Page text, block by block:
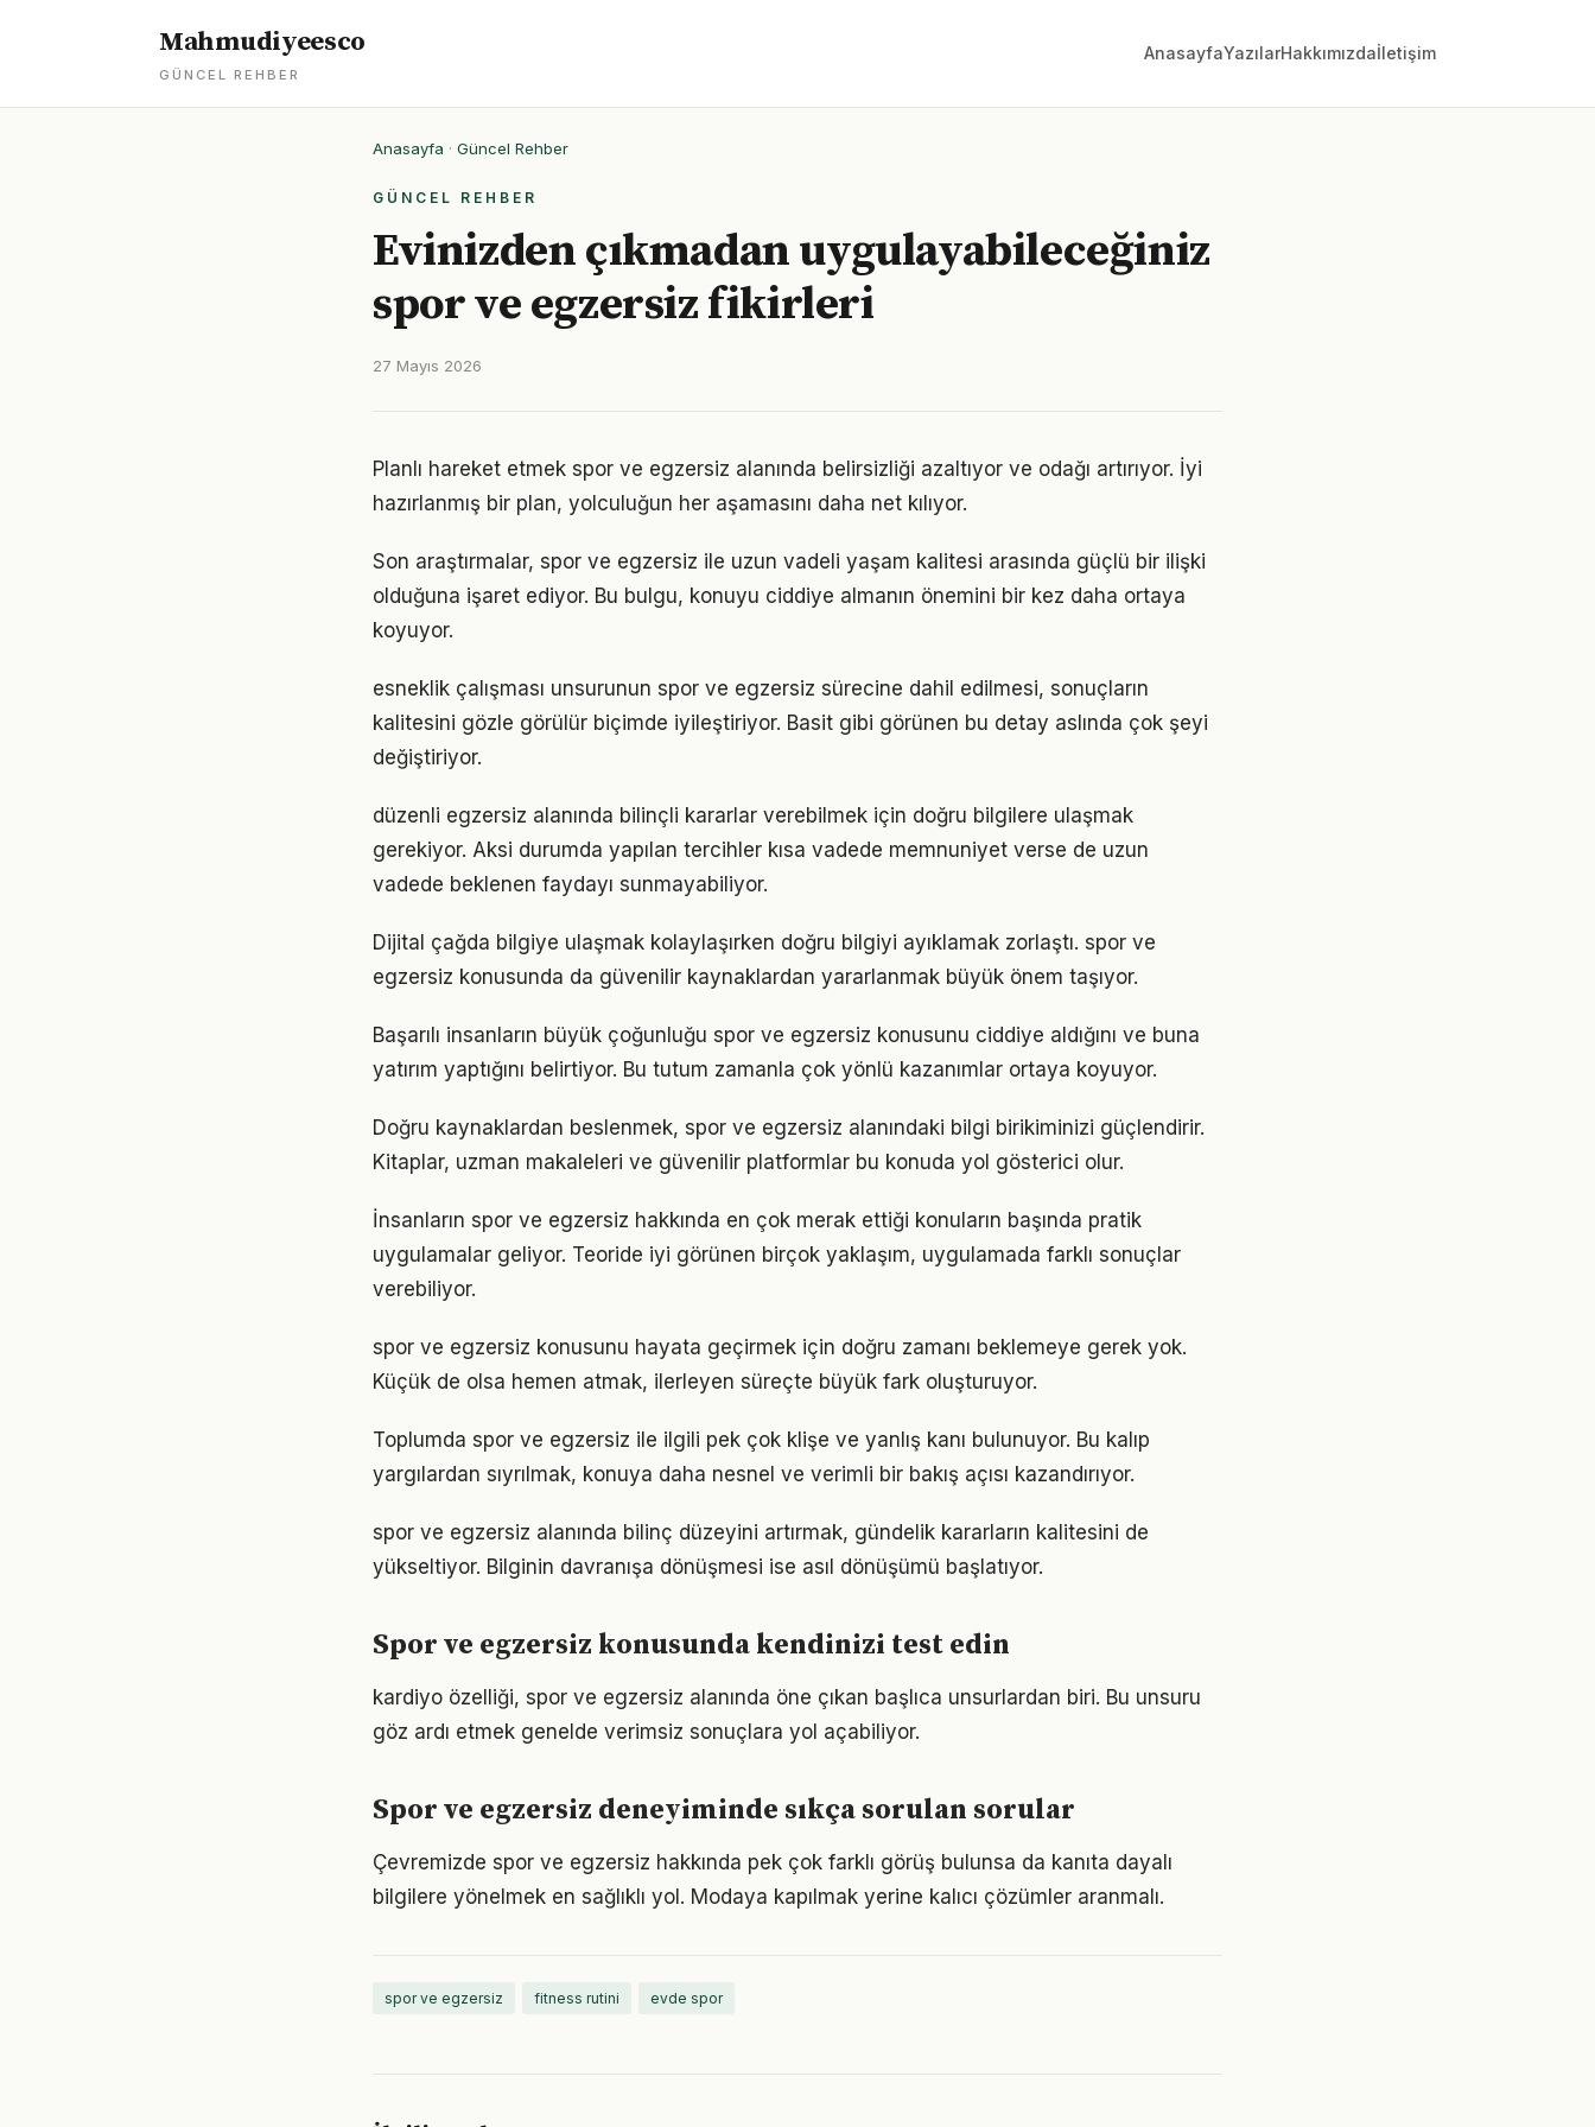
Mahmudiyeesco
GÜNCEL REHBER
AnasayfaYazılarHakkımızdaİletişim
Anasayfa · Güncel Rehber
GÜNCEL REHBER
Evinizden çıkmadan uygulayabileceğiniz
spor ve egzersiz fikirleri
27 Mayıs 2026
Planlı hareket etmek spor ve egzersiz alanında belirsizliği azaltıyor ve odağı artırıyor. İyi
hazırlanmış bir plan, yolculuğun her aşamasını daha net kılıyor.
Son araştırmalar, spor ve egzersiz ile uzun vadeli yaşam kalitesi arasında güçlü bir ilişki
olduğuna işaret ediyor. Bu bulgu, konuyu ciddiye almanın önemini bir kez daha ortaya
koyuyor.
esneklik çalışması unsurunun spor ve egzersiz sürecine dahil edilmesi, sonuçların
kalitesini gözle görülür biçimde iyileştiriyor. Basit gibi görünen bu detay aslında çok şeyi
değiştiriyor.
düzenli egzersiz alanında bilinçli kararlar verebilmek için doğru bilgilere ulaşmak
gerekiyor. Aksi durumda yapılan tercihler kısa vadede memnuniyet verse de uzun
vadede beklenen faydayı sunmayabiliyor.
Dijital çağda bilgiye ulaşmak kolaylaşırken doğru bilgiyi ayıklamak zorlaştı. spor ve
egzersiz konusunda da güvenilir kaynaklardan yararlanmak büyük önem taşıyor.
Başarılı insanların büyük çoğunluğu spor ve egzersiz konusunu ciddiye aldığını ve buna
yatırım yaptığını belirtiyor. Bu tutum zamanla çok yönlü kazanımlar ortaya koyuyor.
Doğru kaynaklardan beslenmek, spor ve egzersiz alanındaki bilgi birikiminizi güçlendirir.
Kitaplar, uzman makaleleri ve güvenilir platformlar bu konuda yol gösterici olur.
İnsanların spor ve egzersiz hakkında en çok merak ettiği konuların başında pratik
uygulamalar geliyor. Teoride iyi görünen birçok yaklaşım, uygulamada farklı sonuçlar
verebiliyor.
spor ve egzersiz konusunu hayata geçirmek için doğru zamanı beklemeye gerek yok.
Küçük de olsa hemen atmak, ilerleyen süreçte büyük fark oluşturuyor.
Toplumda spor ve egzersiz ile ilgili pek çok klişe ve yanlış kanı bulunuyor. Bu kalıp
yargılardan sıyrılmak, konuya daha nesnel ve verimli bir bakış açısı kazandırıyor.
spor ve egzersiz alanında bilinç düzeyini artırmak, gündelik kararların kalitesini de
yükseltiyor. Bilginin davranışa dönüşmesi ise asıl dönüşümü başlatıyor.
Spor ve egzersiz konusunda kendinizi test edin
kardiyo özelliği, spor ve egzersiz alanında öne çıkan başlıca unsurlardan biri. Bu unsuru
göz ardı etmek genelde verimsiz sonuçlara yol açabiliyor.
Spor ve egzersiz deneyiminde sıkça sorulan sorular
Çevremizde spor ve egzersiz hakkında pek çok farklı görüş bulunsa da kanıta dayalı
bilgilere yönelmek en sağlıklı yol. Modaya kapılmak yerine kalıcı çözümler aranmalı.
spor ve egzersiz fitness rutini evde spor